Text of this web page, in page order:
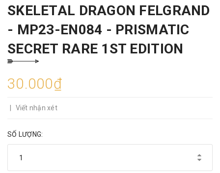
SKELETAL DRAGON FELGRAND
- MP23-EN084 - PRISMATIC
SECRET RARE 1ST EDITION
30.000₫
Viết nhận xét
SỐ LƯỢNG: